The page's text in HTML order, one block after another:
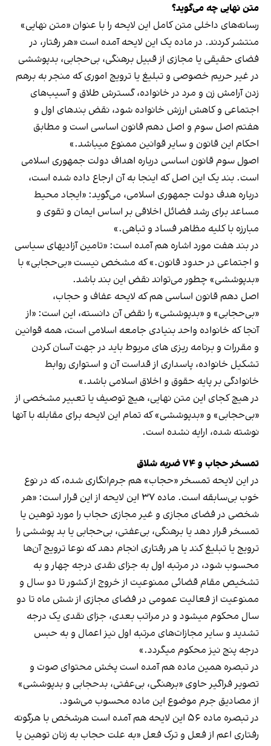
متن نهایی چه می‌گوید؟
رسانه‌های داخلی متن کامل این لایحه را با عنوان «متن نهایی»
منتشر کردند. در ماده یک این لایحه آمده است «هر رفتار، در
فضای حقیقی یا مجازی از قبیل برهنگی، بی‌حجابی، بدپوششی
در غیر حریم خصوصی و تبلیغ یا ترویج اموری که منجر به برهم
زدن آرامش زن و مرد در خانواده، گسترش طلاق و آسیب‌های
اجتماعی و کاهش ارزش خانواده شود، نقض بندهای اول و
هفتم اصل سوم و اصل دهم قانون اساسی است و مطابق
احکام این قانون و سایر قوانین ممنوع میباشد.»
اصول سوم قانون اساسی درباره اهداف دولت جمهوری اسلامی
است. بند یک این اصل که اینجا به آن ارجاع داده شده است،
درباره هدف دولت جمهوری اسلامی، می‌گوید: «ایجاد محیط
مساعد برای‏ رشد فضائل‏ اخلاقی‏ بر اساس‏ ایمان‏ و تقوی‏ و
مبارزه‏ با کلیه‏ مظاهر فساد و تباهی.‏»
در بند هفت مورد اشاره هم آمده است: «تامین‏ آزادیهای‏ سیاسی‏
و اجتماعی‏ در حدود قانون.‏» که مشخص نیست «بی‌حجابی» با
«بدپوششی» چطور می‌تواند نقض این بند باشد.
اصل دهم قانون اساسی هم که لایحه عفاف و حجاب،
«بی‌حجابی» و «بدپوششی» را نقض آن دانسته، این است: «از
آنجا که‏ خانواده‏ واحد بنیادی‏ جامعه‏ اسلامی‏ است‏، همه‏ قوانین‏
و مقررات‏ و برنامه‏ ریزی های‏ مربوط باید در جهت‏ آسان‏ کردن‏
تشکیل‏ خانواده‏، پاسداری‏ از قداست‏ آن‏ و استواری‏ روابط
خانوادگی‏ بر پایه‏ حقوق‏ و اخلاق‏ اسلامی‏ باشد.»
در هیچ کجای این متن نهایی، هیچ توصیف یا تعبیر مشخصی از
«بی‌حجابی» و «بدپوششی» که تمام این لایحه برای مقابله با آنها
نوشته شده، ارایه نشده است.
تمسخر حجاب و ۷۴ ضربه شلاق
در این لایحه تمسخر «حجاب» هم جرم‌انگاری شده، که در نوع
خوب بی‌سابقه است. ماده ۳۷ این لایحه از این قرار است: «هر
شخصی در فضای مجازی و غیر مجازی حجاب را مورد توهین یا
تمسخر قرار دهد یا برهنگی، بی‌عفتی، بی‌حجابی یا بد پوششی را
ترویج یا تبلیغ کند یا هر رفتاری انجام دهد که نوعا ترویج آن‌ها
محسوب شود، در مرتبه اول به جزای نقدی درجه چهار و به
تشخیص مقام قضائی ممنوعیت از خروج از کشور تا دو سال و
ممنوعیت از فعالیت عمومی در فضای مجازی از شش ماه تا دو
سال محکوم میشود و در مراتب بعدی، جزای نقدی یک درجه
تشدید و سایر مجازات‌های مرتبه اول نیز اعمال و به حبس
درجه پنج نیز محکوم میگردد.»
در تبصره همین ماده هم آمده است پخش محتوای صوت و
تصویر فراگیر حاوی «برهنگی، بی‌عفتی، بدحجابی و بدپوششی»
از مصادیق جرم موضوع این ماده محسوب می‌شود.
در تبصره ماده ۵۶ این لایحه هم آمده است هرشخص با هرگونه
رفتاری اعم از فعل و ترک فعل «به علت حجاب به زنان توهین یا